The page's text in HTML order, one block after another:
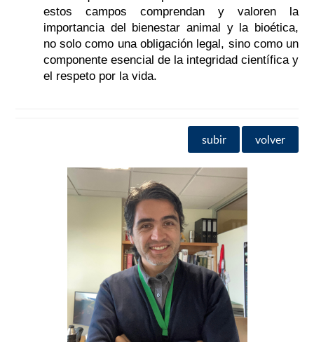
estos campos comprendan y valoren la
importancia del bienestar animal y la bioética,
no solo como una obligación legal, sino como un
componente esencial de la integridad científica y
el respeto por la vida.
subir volver